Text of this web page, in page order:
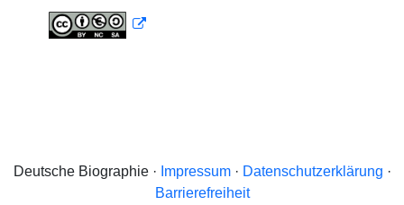
Deutsche Biographie · Impressum· Datenschutzerklärung ·
Barrierefreiheit